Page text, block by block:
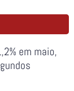
em maio,